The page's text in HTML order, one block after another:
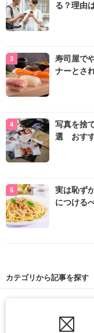
る？理由
寿司屋で
ナーとさ
写真を捨
選 おすす
実は恥ず
につける
カテゴリから記事を探す